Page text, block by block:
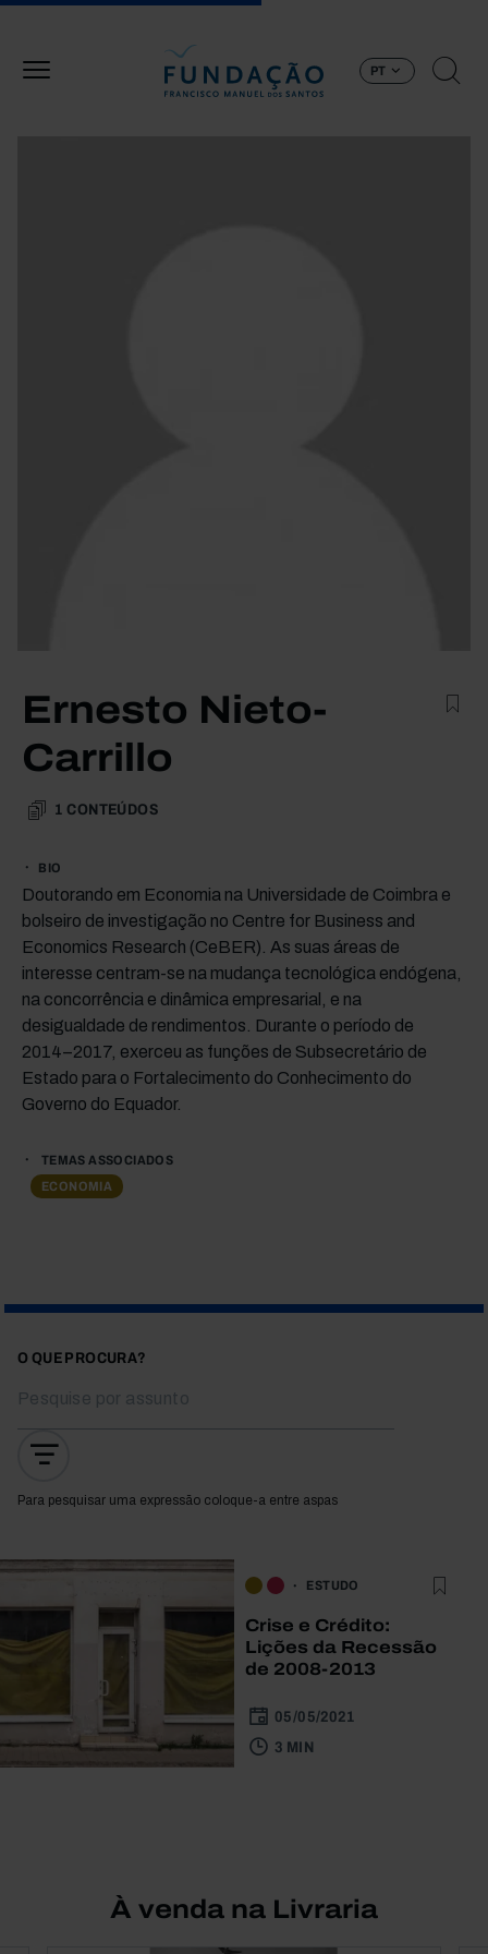
PT
Ernesto Nieto-
Carrillo
1 CONTEÚDOS
BIO
Doutorando em Economia na Universidade de Coimbra e
bolseiro de investigação no Centre for Business and
Economics Research (CeBER). As suas áreas de
interesse centram-se na mudança tecnológica endógena,
na concorrência e dinâmica empresarial, e na
desigualdade de rendimentos. Durante o período de
2014–2017, exerceu as funções de Subsecretário de
Estado para o Fortalecimento do Conhecimento do
Governo do Equador.
TEMAS ASSOCIADOS
ECONOMIA
O QUE PROCURA?
Para pesquisar uma expressão coloque-a entre aspas
ESTUDO
Crise e Crédito:
Lições da Recessão
de 2008-2013
05/05/2021
3 MIN
À venda na Livraria